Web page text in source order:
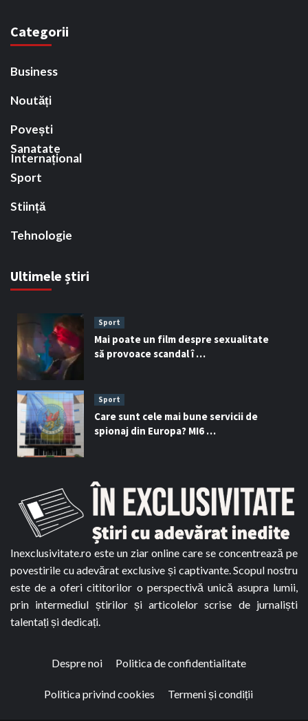
Categorii
Business
Noutăți
Povești
Internațional
Sanatate
Sport
Stiință
Tehnologie
Ultimele știri
Sport
Mai poate un film despre sexualitate
să provoace scandal î …
Sport
Care sunt cele mai bune servicii de
spionaj din Europa? MI6 …
Inexclusivitate.ro este un ziar online care se concentrează pe
povestirile cu adevărat exclusive și captivante. Scopul nostru
este de a oferi cititorilor o perspectivă unică asupra lumii,
prin intermediul știrilor și articolelor scrise de jurnaliști
talentați și dedicați.
Despre noi Politica de confidentialitate
Politica privind cookies Termeni și condiții